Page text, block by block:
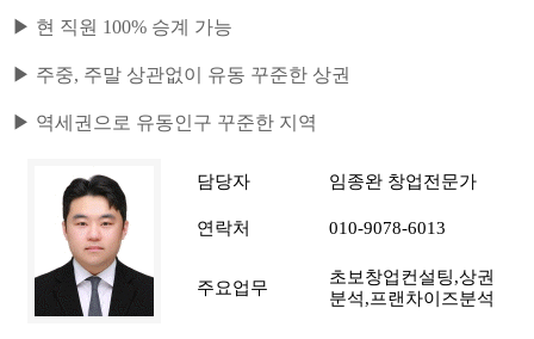
▶ 현 직원 100% 승계 가능
▶ 주중, 주말 상관없이 유동 꾸준한 상권
▶ 역세권으로 유동인구 꾸준한 지역
담당자 임종완 창업전문가
연락처 010-9078-6013
주요업무
초보창업컨설팅,상권
분석,프랜차이즈분석